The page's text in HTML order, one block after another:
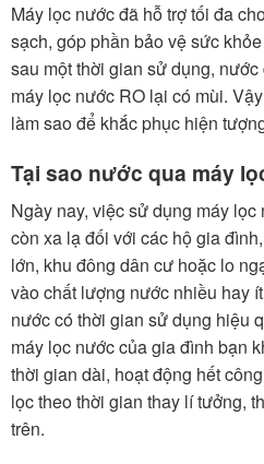
Máy lọc nước đã hỗ trợ tối đa
sạch, góp phần bảo vệ sức
sau một thời gian sử dụng,
máy lọc nước RO lại có mùi.
làm sao để khắc phục hiện
Tại sao nước qua máy
Ngày nay, việc sử dụng máy
còn xa lạ đối với các hộ gia
lớn, khu đông dân cư hoặc lo
vào chất lượng nước nhiều hay
nước có thời gian sử dụng hiệu
máy lọc nước của gia đình bạn
thời gian dài, hoạt động hết
lọc theo thời gian thay lí tưởng,
trên.